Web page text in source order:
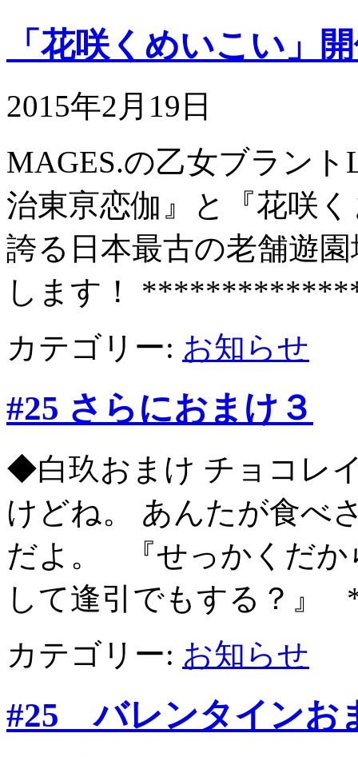
「花咲くめいこい」
2015年2月19日
MAGES.の乙女ブラン
治東亰恋伽』と『花咲
誇る日本最古の老舗遊
します！
カテゴリー: お知らせ
#25 さらにおまけ３
◆白玖おまけ チョコレ
けどね。 あんたが食べ
だよ。 『せっかくだ
して逢引でもする？
カテゴリー: お知らせ
#25 バレンタインお